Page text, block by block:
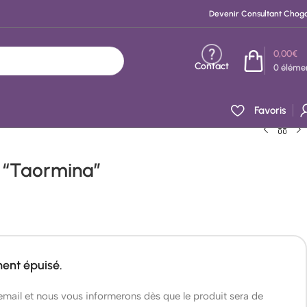
Devenir Consultant
Contact 0
0,00€
Favoris
épuisé.
et nous vous informerons dès que le produit sera de